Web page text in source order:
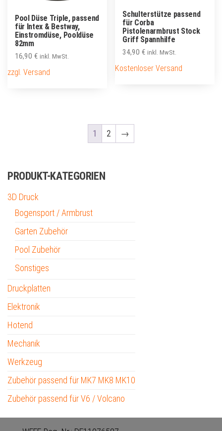
Pool Düse Triple, passend
für Intex & Bestway,
Einstromdüse, Pooldüse
82mm
16,90 € inkl. MwSt.
zzgl. Versand
Schulterstütze passend
für Corba
Pistolenarmbrust Stock
Griff Spannhilfe
34,90€ inkl. MwSt.
Kostenloser Versand
1 2 →
PRODUKT-KATEGORIEN
3D Druck
Bogensport / Armbrust
Garten Zubehör
Pool Zubehör
Sonstiges
Druckplatten
Elektronik
Hotend
Mechanik
Werkzeug
Zubehör passend für MK7 MK8 MK10
Zubehör passend für V6 / Volcano